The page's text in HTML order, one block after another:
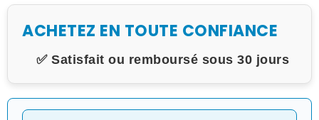
ACHETEZ EN TOUTE CONFIANCE
✅ Satisfait ou remboursé sous 30 jours